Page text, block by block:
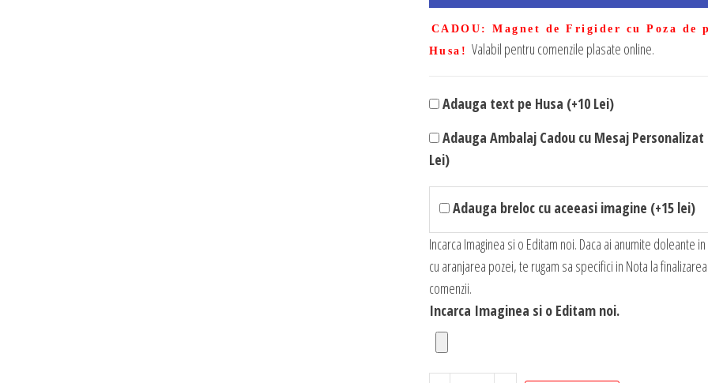
CADOU : Magnet de Frigider cu Poza de
Husa! Valabil pentru comenzile plasate online.
Adauga text pe Husa (+10 Lei)
Adauga Ambalaj Cadou cu Mesaj Personalizat
Lei)
Adauga breloc cu aceeasi imagine (+15 lei)
Incarca Imaginea si o Editam noi. Daca ai anumite doleante
cu aranjarea pozei, te rugam sa specifici in Nota la finalizarea
comenzii.
Incarca Imaginea si o Editam noi.